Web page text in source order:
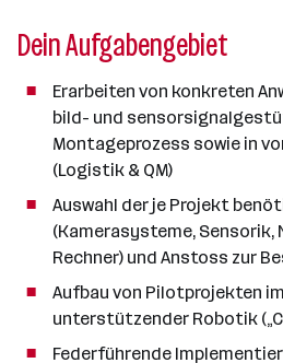
Dein Aufgabengebiet
Erarbeiten von konkreten
bild- und
Montageprozess sowie in
(Logistik & QM)
Auswahl der je Projekt
(Kamerasysteme,
Rechner) und Anstoss zur
Aufbau von Pilotprojekten
unterstützender Robotik
Federführende